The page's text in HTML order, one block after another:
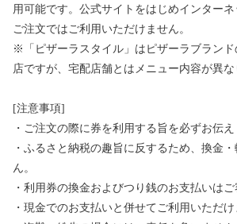
用可能です。公式サイトをはじめインター
ご注文ではご利用いただけません。
※「ピザーラスタイル」はピザーラブランド
店ですが、宅配店舗とはメニュー内容が異な
[注意事項]
・ご注文の際に券を利用する旨を必ずお伝え
・ふるさと納税の趣旨に反するため、換金
ん。
・利用券の換⾦およびつり銭のお⽀払いはご
・現金でのお支払いと併せてご利用いただけ